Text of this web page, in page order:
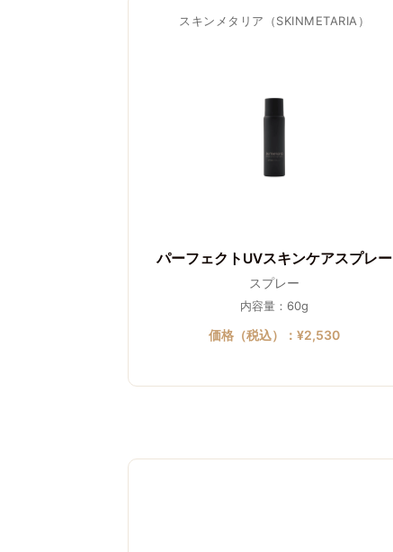
スキンメタリア（SKINMETARIA）
パーフェクトUVスキンケアスプレー
スプレー
内容量：60g
価格（税込）：¥2,530